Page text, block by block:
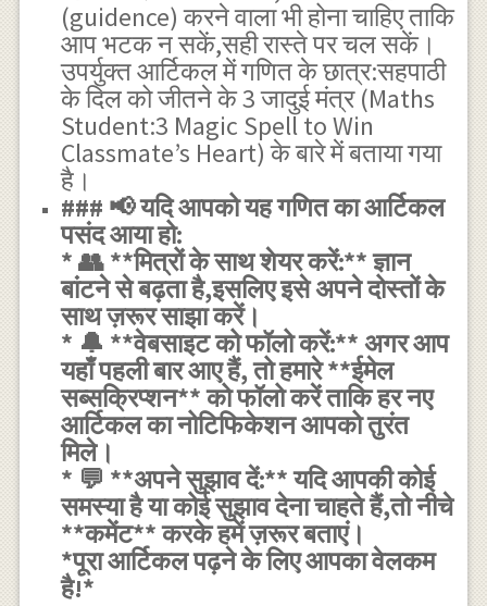
(guidence) करने वाला भी होना चाहिए ताकि
आप भटक न सकें,सही रास्ते पर चल सकें।
उपर्युक्त आर्टिकल में गणित के छात्र:सहपाठी
के दिल को जीतने के 3 जादुई मंत्र (Maths
Student:3 Magic Spell to Win
Classmate’s Heart) के बारे में बताया गया
है।
### 📢 यदि आपको यह गणित का आर्टिकल
पसंद आया हो:
* 👥 **मित्रों के साथ शेयर करें:** ज्ञान
बांटने से बढ़ता है,इसलिए इसे अपने दोस्तों के
साथ ज़रूर साझा करें।
* 🔔 **वेबसाइट को फॉलो करें:** अगर आप
यहाँ पहली बार आए हैं, तो हमारे **ईमेल
सब्सक्रिप्शन** को फॉलो करें ताकि हर नए
आर्टिकल का नोटिफिकेशन आपको तुरंत
मिले।
* 💬 **अपने सुझाव दें:** यदि आपकी कोई
समस्या है या कोई सुझाव देना चाहते हैं,तो नीचे
**कमेंट** करके हमें ज़रूर बताएं।
*पूरा आर्टिकल पढ़ने के लिए आपका वेलकम
है!*